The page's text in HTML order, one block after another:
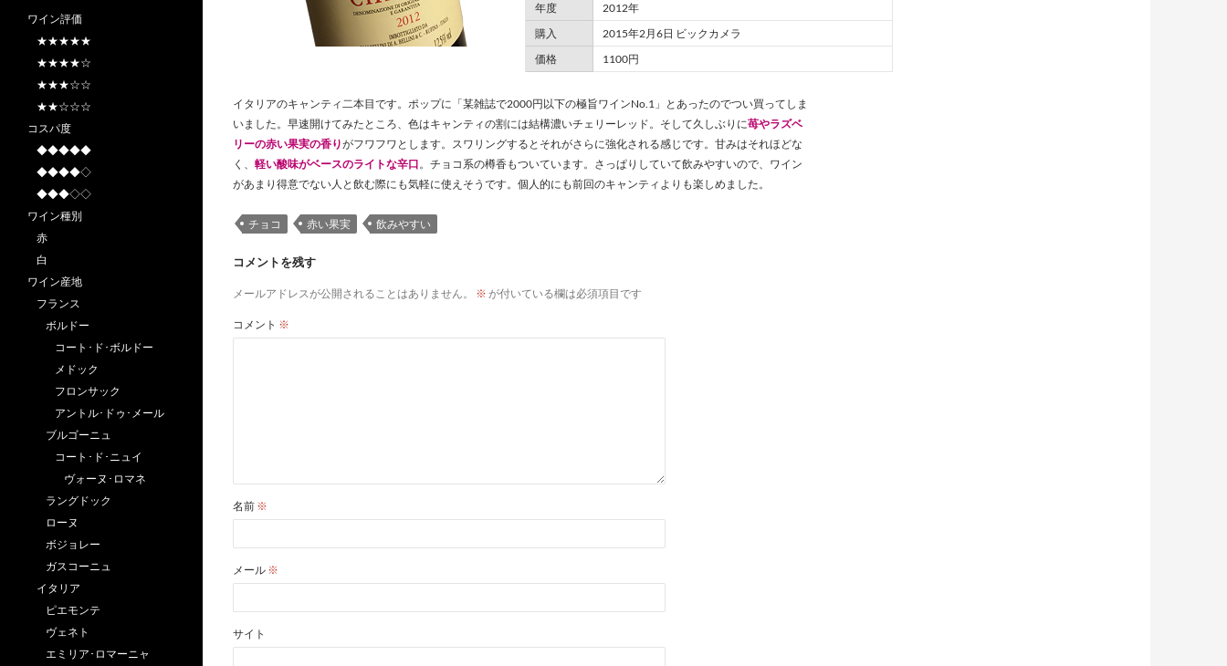
年度
2012年
購入
2015年2月6日 ビックカメラ
価格
1100円
イタリアのキャンティ二本目です。ポップに「某雑誌で2000円以下の極旨ワインNo.1」とあったのでつい買ってしま
いました。早速開けてみたところ、色はキャンティの割には結構濃いチェリーレッド。そして久しぶりに苺やラズベ
リーの赤い果実の香りがフワフワとします。スワリングするとそれがさらに強化される感じです。甘みはそれほどな
く、 軽い酸味がベースのライトな辛口。チョコ系の樽香もついています。さっぱりしていて飲みやすいので、ワイン
があまり得意でない人と飲む際にも気軽に使えそうです。個人的にも前回のキャンティよりも楽しめました。
チョコ 赤い果実 飲みやすい
コメントを残す
メールアドレスが公開されることはありません。 ※ が付いている欄は必須項目です
コメント ※
名前 ※
メール ※
サイト
ワイン評価
★★★★★
★★★★☆
★★★☆☆
★★☆☆☆
コスパ度
◆◆◆◆◆
◆◆◆◆◇
◆◆◆◇◇
ワイン種別
赤
白
ワイン産地
フランス
ボルドー
コート･ド･ボルドー
メドック
フロンサック
アントル･ドゥ･メール
ブルゴーニュ
コート･ド･ニュイ
ヴォーヌ･ロマネ
ラングドック
ローヌ
ボジョレー
ガスコーニュ
イタリア
ピエモンテ
ヴェネト
エミリア･ロマーニャ